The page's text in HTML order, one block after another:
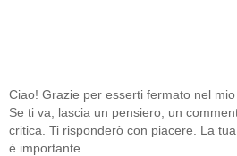
Ciao! Grazie per esserti fermato nel mio
Se ti va, lascia un pensiero, un
critica. Ti risponderò con piacere. La
è importante.